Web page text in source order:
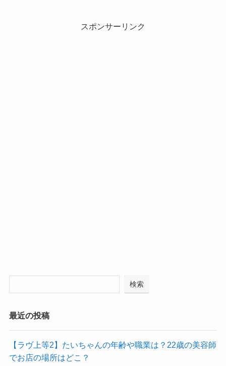
スポンサーリンク
検索
最近の投稿
【ラヴ上等2】たいちゃんの年齢や職業は？22歳の美容師
でお店の場所はどこ？